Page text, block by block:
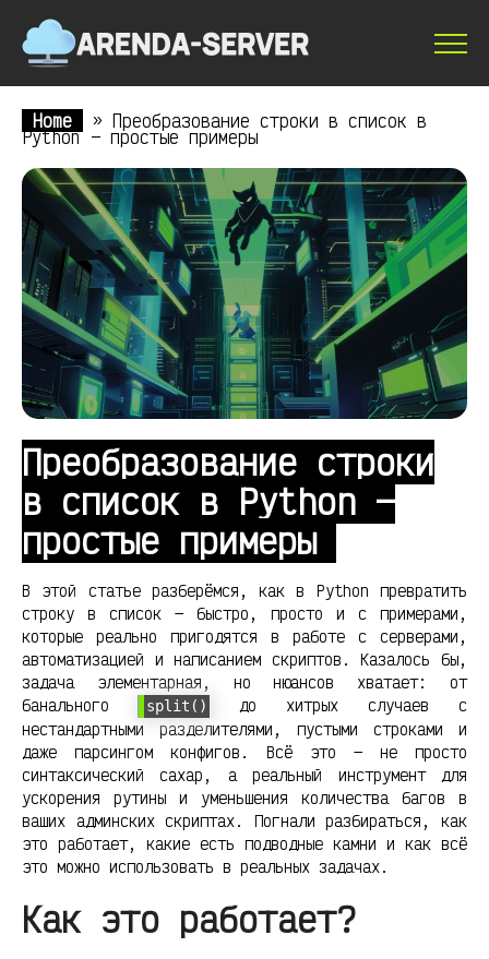
Home » Преобразование строки в список в
Python — простые примеры
Преобразование строки
в список в Python —
простые примеры
В этой статье разберёмся, как в Python превратить
строку в список — быстро, просто и с примерами,
которые реально пригодятся в работе с серверами,
автоматизацией и написанием скриптов. Казалось бы,
задача элементарная, но нюансов хватает: от
банального
split()
до хитрых случаев с
нестандартными разделителями, пустыми строками и
даже парсингом конфигов. Всё это — не просто
синтаксический сахар, а реальный инструмент для
ускорения рутины и уменьшения количества багов в
ваших админских скриптах. Погнали разбираться, как
это работает, какие есть подводные камни и как всё
это можно использовать в реальных задачах.
Как это работает?